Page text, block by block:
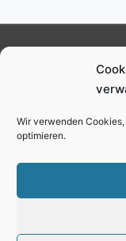
Wir verwenden
optimieren.
Copyright © 2026